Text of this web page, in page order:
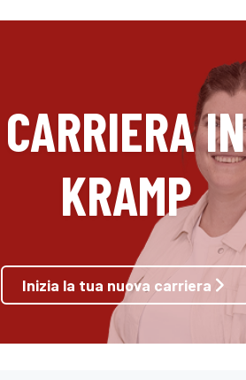
CARRIERA IN
KRAMP
Inizia la tua nuova carriera